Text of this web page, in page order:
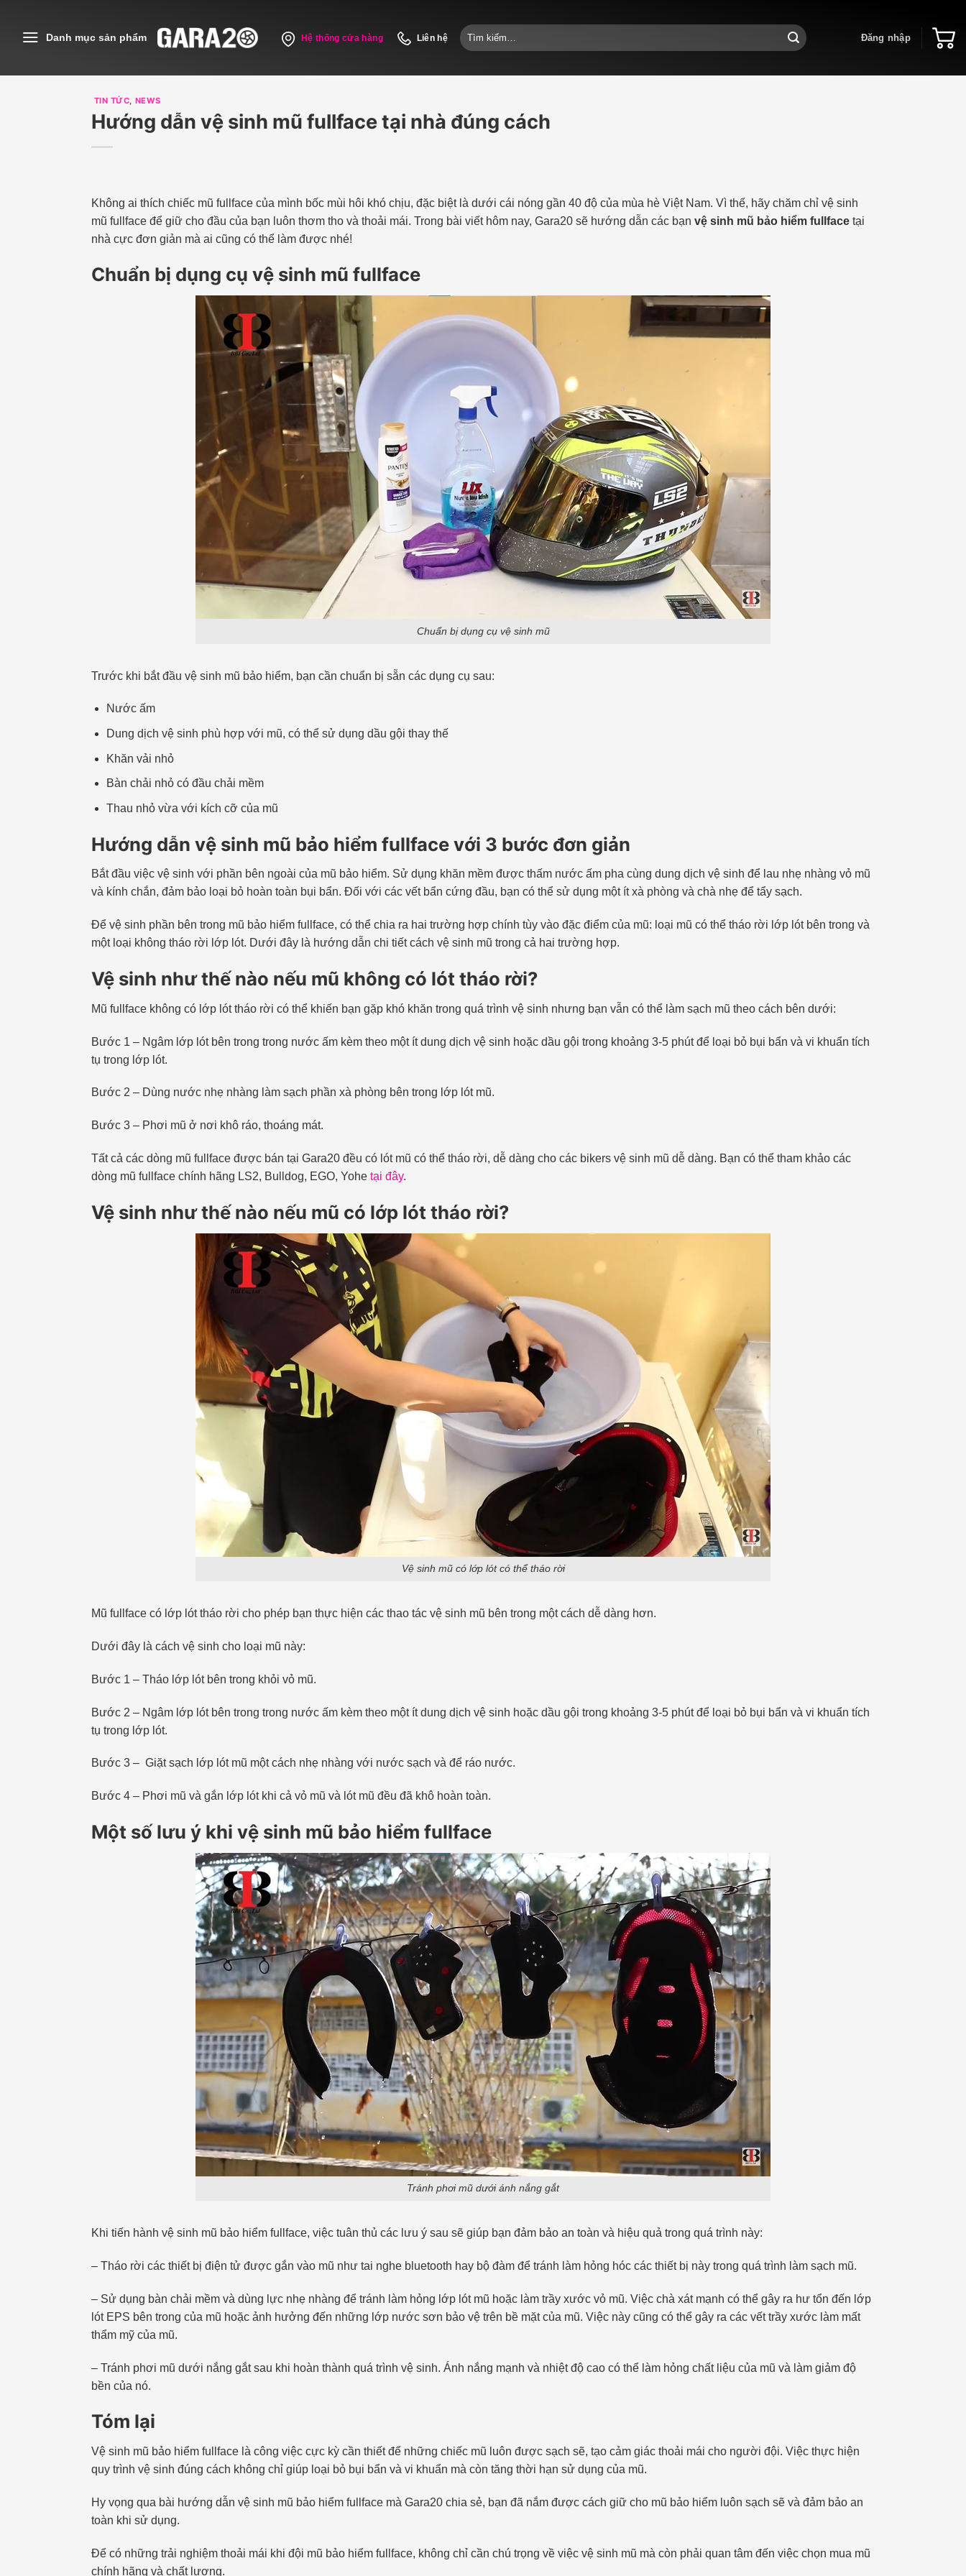
content
Danh mục sản phẩm Hệ thống cửa hàng Liên hệ
Tìm
kiếm:
Đăng nhập
TIN TỨC, NEWS
Hướng dẫn vệ sinh mũ fullface tại nhà đúng cách
Không ai thích chiếc mũ fullface của mình bốc mùi hôi khó chịu, đặc biệt là dưới cái nóng gần 40 độ của mùa hè Việt Nam. Vì thế, hãy chăm chỉ vệ sinh
mũ fullface để giữ cho đầu của bạn luôn thơm tho và thoải mái. Trong bài viết hôm nay, Gara20 sẽ hướng dẫn các bạn vệ sinh mũ bảo hiểm fullface tại
nhà cực đơn giản mà ai cũng có thể làm được nhé!
Chuẩn bị dụng cụ vệ sinh mũ fullface
Chuẩn bị dụng cụ vệ sinh mũ
Trước khi bắt đầu vệ sinh mũ bảo hiểm, bạn cần chuẩn bị sẵn các dụng cụ sau:
Nước ấm
Dung dịch vệ sinh phù hợp với mũ, có thể sử dụng dầu gội thay thế
Khăn vải nhỏ
Bàn chải nhỏ có đầu chải mềm
Thau nhỏ vừa với kích cỡ của mũ
Hướng dẫn vệ sinh mũ bảo hiểm fullface với 3 bước đơn giản
Bắt đầu việc vệ sinh với phần bên ngoài của mũ bảo hiểm. Sử dụng khăn mềm được thấm nước ấm pha cùng dung dịch vệ sinh để lau nhẹ nhàng vỏ mũ
và kính chắn, đảm bảo loại bỏ hoàn toàn bụi bẩn. Đối với các vết bẩn cứng đầu, bạn có thể sử dụng một ít xà phòng và chà nhẹ để tẩy sạch.
Để vệ sinh phần bên trong mũ bảo hiểm fullface, có thể chia ra hai trường hợp chính tùy vào đặc điểm của mũ: loại mũ có thể tháo rời lớp lót bên trong và
một loại không tháo rời lớp lót. Dưới đây là hướng dẫn chi tiết cách vệ sinh mũ trong cả hai trường hợp.
Vệ sinh như thế nào nếu mũ không có lót tháo rời?
Mũ fullface không có lớp lót tháo rời có thể khiến bạn gặp khó khăn trong quá trình vệ sinh nhưng bạn vẫn có thể làm sạch mũ theo cách bên dưới:
Bước 1 – Ngâm lớp lót bên trong trong nước ấm kèm theo một ít dung dịch vệ sinh hoặc dầu gội trong khoảng 3-5 phút để loại bỏ bụi bẩn và vi khuẩn tích
tụ trong lớp lót.
Bước 2 – Dùng nước nhẹ nhàng làm sạch phần xà phòng bên trong lớp lót mũ.
Bước 3 – Phơi mũ ở nơi khô ráo, thoáng mát.
Tất cả các dòng mũ fullface được bán tại Gara20 đều có lót mũ có thể tháo rời, dễ dàng cho các bikers vệ sinh mũ dễ dàng. Bạn có thể tham khảo các
dòng mũ fullface chính hãng LS2, Bulldog, EGO, Yohe tại đây.
Vệ sinh như thế nào nếu mũ có lớp lót tháo rời?
Vệ sinh mũ có lớp lót có thể tháo rời
Mũ fullface có lớp lót tháo rời cho phép bạn thực hiện các thao tác vệ sinh mũ bên trong một cách dễ dàng hơn.
Dưới đây là cách vệ sinh cho loại mũ này:
Bước 1 – Tháo lớp lót bên trong khỏi vỏ mũ.
Bước 2 – Ngâm lớp lót bên trong trong nước ấm kèm theo một ít dung dịch vệ sinh hoặc dầu gội trong khoảng 3-5 phút để loại bỏ bụi bẩn và vi khuẩn tích
tụ trong lớp lót.
Bước 3 – Giặt sạch lớp lót mũ một cách nhẹ nhàng với nước sạch và để ráo nước.
Bước 4 – Phơi mũ và gắn lớp lót khi cả vỏ mũ và lót mũ đều đã khô hoàn toàn.
Một số lưu ý khi vệ sinh mũ bảo hiểm fullface
Tránh phơi mũ dưới ánh nắng gắt
Khi tiến hành vệ sinh mũ bảo hiểm fullface, việc tuân thủ các lưu ý sau sẽ giúp bạn đảm bảo an toàn và hiệu quả trong quá trình này:
– Tháo rời các thiết bị điện tử được gắn vào mũ như tai nghe bluetooth hay bộ đàm để tránh làm hỏng hóc các thiết bị này trong quá trình làm sạch mũ.
– Sử dụng bàn chải mềm và dùng lực nhẹ nhàng để tránh làm hỏng lớp lót mũ hoặc làm trầy xước vỏ mũ. Việc chà xát mạnh có thể gây ra hư tổn đến lớp
lót EPS bên trong của mũ hoặc ảnh hưởng đến những lớp nước sơn bảo vệ trên bề mặt của mũ. Việc này cũng có thể gây ra các vết trầy xước làm mất
thẩm mỹ của mũ.
– Tránh phơi mũ dưới nắng gắt sau khi hoàn thành quá trình vệ sinh. Ánh nắng mạnh và nhiệt độ cao có thể làm hỏng chất liệu của mũ và làm giảm độ
bền của nó.
Tóm lại
Vệ sinh mũ bảo hiểm fullface là công việc cực kỳ cần thiết để những chiếc mũ luôn được sạch sẽ, tạo cảm giác thoải mái cho người đội. Việc thực hiện
quy trình vệ sinh đúng cách không chỉ giúp loại bỏ bụi bẩn và vi khuẩn mà còn tăng thời hạn sử dụng của mũ.
Hy vọng qua bài hướng dẫn vệ sinh mũ bảo hiểm fullface mà Gara20 chia sẻ, bạn đã nắm được cách giữ cho mũ bảo hiểm luôn sạch sẽ và đảm bảo an
toàn khi sử dụng.
Để có những trải nghiệm thoải mái khi đội mũ bảo hiểm fullface, không chỉ cần chú trọng về việc vệ sinh mũ mà còn phải quan tâm đến việc chọn mua mũ
chính hãng và chất lượng.